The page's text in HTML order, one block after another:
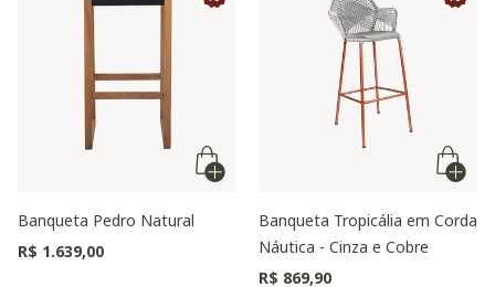
Banqueta Pedro Natural
R$ 1.639,00
Banqueta Tropicália em Corda
Náutica - Cinza e Cobre
R$ 869,90